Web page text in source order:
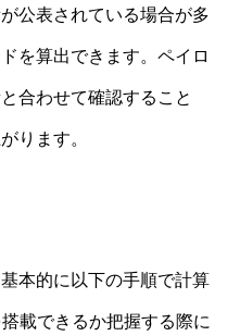
公表されている場合が多
を算出できます。ペイロ
合わせて確認すること
ります。
本的に以下の手順で計算
載できるか把握する際に